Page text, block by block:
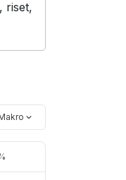
riset,